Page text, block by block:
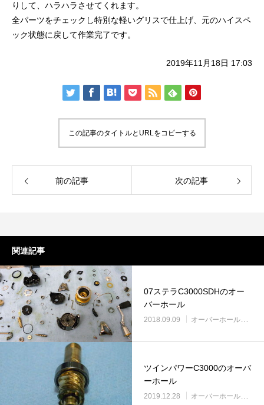
謹賀新年
ム」
2023.03.21
（第22回）コラム
りして、ハラハラさせてくれます。
全パーツをチェックし特別な軽いグリスで仕上げ、元のハイスペ
ック状態に戻して作業完了です。
2019年11月18日 17:03
この記事のタイトルとURLをコピーする
前の記事 次の記事
関連記事
07ステラC3000SDHのオー
バーホール
2018.09.09 オーバーホール実例
ツインパワーC3000のオーバ
ーホール
2019.12.28 オーバーホール実例